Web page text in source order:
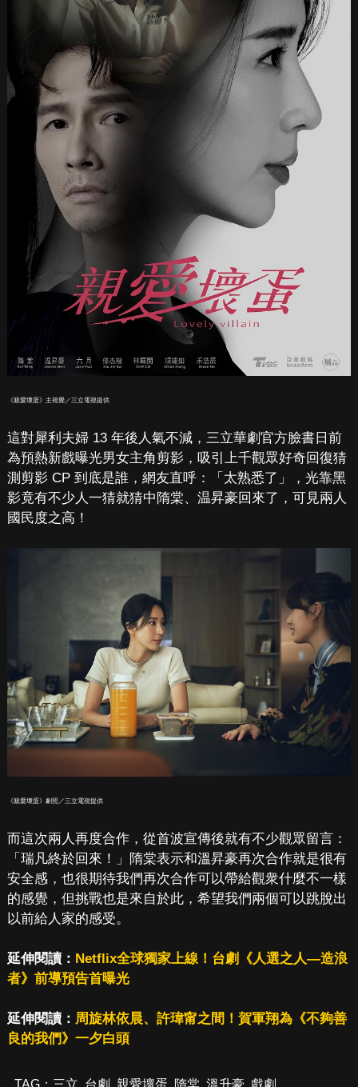
《親愛壞蛋》主視覺／三立電視提供
這對犀利夫婦 13 年後人氣不減，三立華劇官方臉書日前
為預熱新戲曝光男女主角剪影，吸引上千觀眾好奇回復猜
測剪影 CP 到底是誰，網友直呼：「太熟悉了」，光靠黑
影竟有不少人一猜就猜中隋棠、温昇豪回來了，可見兩人
國民度之高！
《親愛壞蛋》劇照／三立電視提供
而這次兩人再度合作，從首波宣傳後就有不少觀眾留言：
「瑞凡終於回來！」隋棠表示和溫昇豪再次合作就是很有
安全感，也很期待我們再次合作可以帶給觀衆什麼不一樣
的感覺，但挑戰也是來自於此，希望我們兩個可以跳脫出
以前給人家的感受。
延伸閱讀： Netflix全球獨家上線！台劇《人選之人—造浪
者》前導預告首曝光
延伸閱讀： 周旋林依晨、許瑋甯之間！賀軍翔為《不夠善
良的我們》一夕白頭